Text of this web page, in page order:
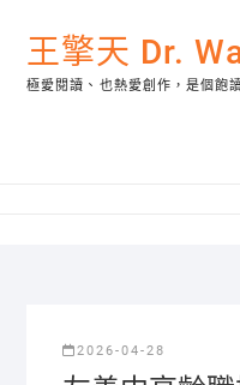
content王擎天 Dr.
極愛閱讀、也熱愛創作，是個飽
2026-04-28